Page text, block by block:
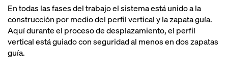
En todas las fases del trabajo el sistema está unido a la
construcción por medio del perfil vertical y la zapata guía.
Aquí durante el proceso de desplazamiento, el perfil
vertical está guiado con seguridad al menos en dos zapatas
guía.